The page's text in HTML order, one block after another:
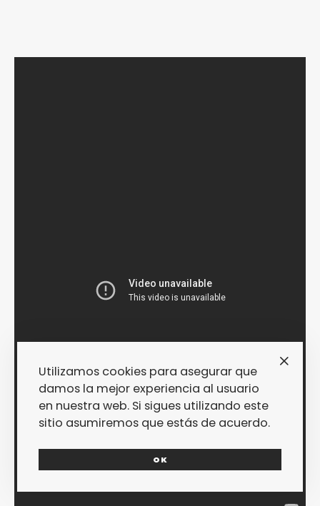
Utilizamos cookies para asegurar que
damos la mejor experiencia al usuario
en nuestra web. Si sigues utilizando este
sitio asumiremos que estás de acuerdo.
OK